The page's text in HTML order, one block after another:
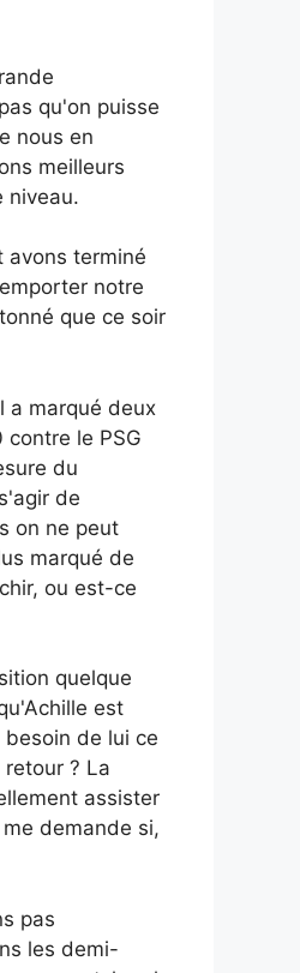
qu'on puisse
nous en
meilleurs
niveau.
avons terminé
notre
que ce soir
a marqué deux
le PSG
du
de
on ne peut
marqué de
ou est-ce
quelque
est
de lui ce
? La
assister
demande si,
pas
les demi-